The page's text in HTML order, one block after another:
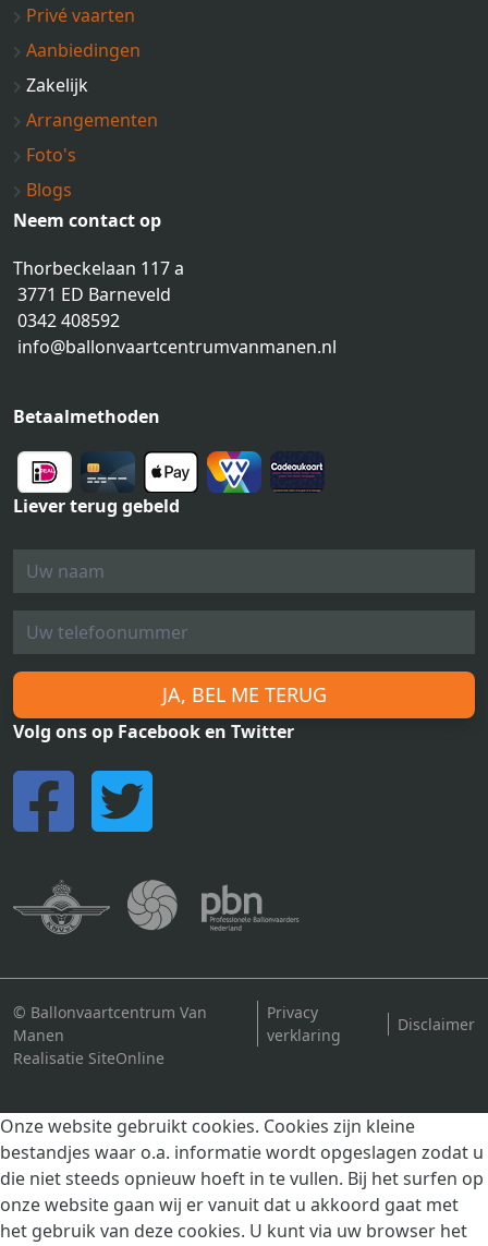
Privé vaarten
Aanbiedingen
Zakelijk
Arrangementen
Foto's
Blogs
Neem contact op
Thorbeckelaan 117 a
3771 ED Barneveld
0342 408592
info@ballonvaartcentrumvanmanen.nl
Betaalmethoden
Liever terug gebeld
JA, BEL ME TERUG
Volg ons op Facebook en Twitter
© Ballonvaartcentrum Van
Manen
Privacy
verklaring
Disclaimer
Realisatie SiteOnline
Onze website gebruikt cookies. Cookies zijn kleine
bestandjes waar o.a. informatie wordt opgeslagen zodat u
die niet steeds opnieuw hoeft in te vullen. Bij het surfen op
onze website gaan wij er vanuit dat u akkoord gaat met
het gebruik van deze cookies. U kunt via uw browser het